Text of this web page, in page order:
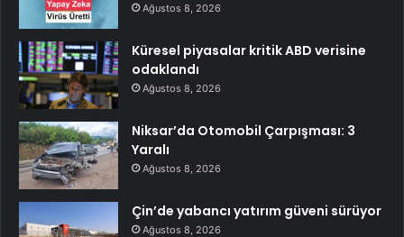
Ağustos 8, 2026
Küresel piyasalar kritik ABD verisine
odaklandı
Ağustos 8, 2026
Niksar’da Otomobil Çarpışması: 3
Yaralı
Ağustos 8, 2026
Çin’de yabancı yatırım güveni sürüyor
Ağustos 8, 2026